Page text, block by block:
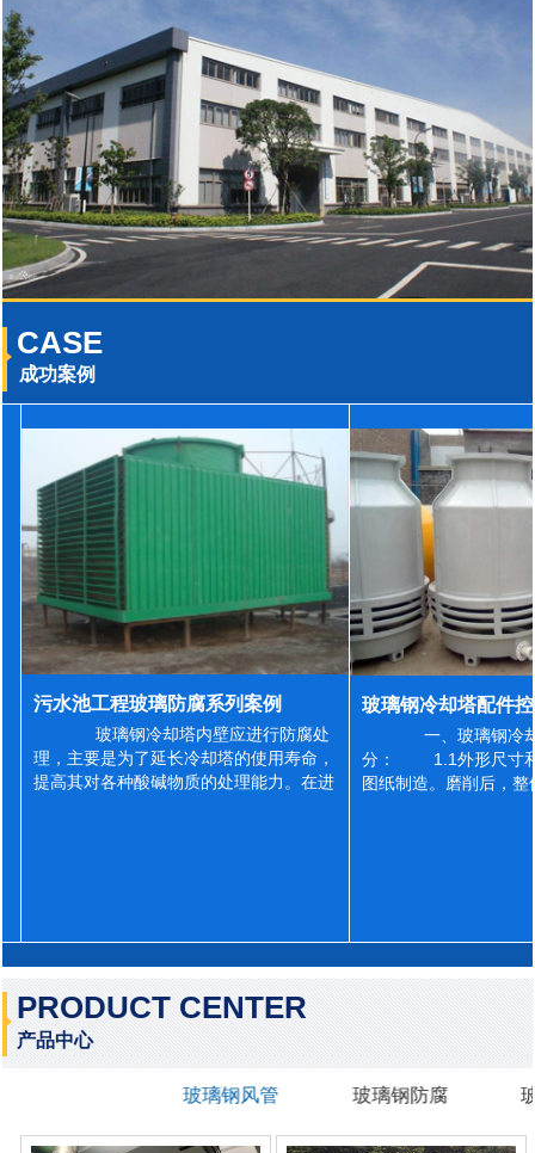
CASE
成功案例
污水池工程玻璃防腐系列案例
玻璃钢冷却塔内壁应进行防腐处
理，主要是为了延长冷却塔的使用寿命，
提高其对各种酸碱物质的处理能力。在进
一、玻璃钢冷
分： 1.1外形尺寸和
图纸制造。磨削后，
PRODUCT CENTER
产品中心
玻璃钢风管 玻璃钢防腐